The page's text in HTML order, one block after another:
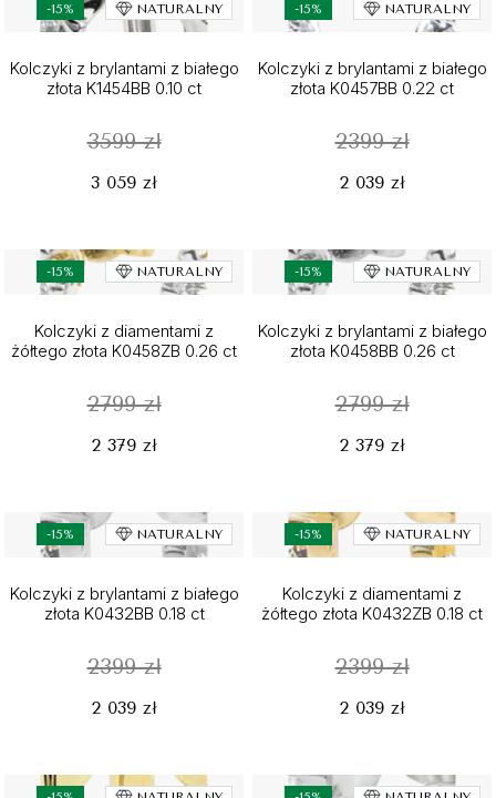
-15% NATURALNY
Kolczyki z brylantami z białego
złota K1454BB 0.10 ct
3599 zł
3 059 zł
-15% NATURALNY
Kolczyki z brylantami z białego
złota K0457BB 0.22 ct
2399 zł
2 039 zł
-15% NATURALNY
Kolczyki z diamentami z
żółtego złota K0458ZB 0.26 ct
2799 zł
2 379 zł
-15% NATURALNY
Kolczyki z brylantami z białego
złota K0458BB 0.26 ct
2799 zł
2 379 zł
-15% NATURALNY
Kolczyki z brylantami z białego
złota K0432BB 0.18 ct
2399 zł
2 039 zł
-15% NATURALNY
Kolczyki z diamentami z
żółtego złota K0432ZB 0.18 ct
2399 zł
2 039 zł